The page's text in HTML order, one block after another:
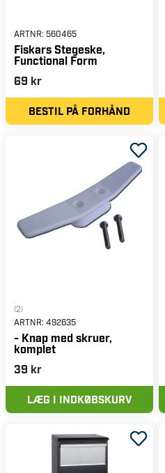
ARTNR: 560465
Fiskars Stegeske,
Functional Form
69 kr
BESTIL PÅ FORHÅND
(2)
ARTNR: 492635
- Knap med skruer,
komplet
39 kr
LÆG I INDKØBSKURV